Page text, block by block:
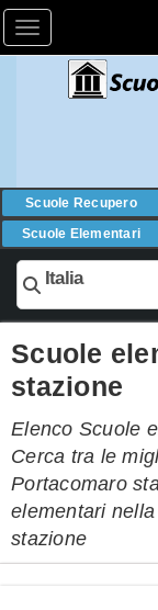
Toggle
Scuole Recupero
Scuole Elementari
Italia
Scuole
stazione
Elenco Scuole
Cerca tra le
Portacomaro
elementari
stazione